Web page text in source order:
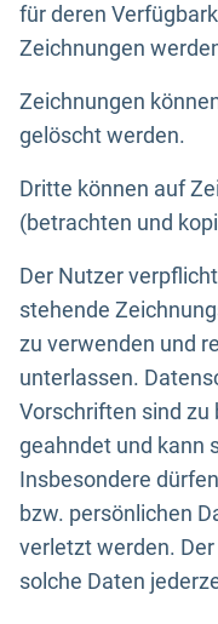
für deren
Zeichnungen
Zeichnungen
gelöscht werden.
Dritte können auf
(betrachten und
Der Nutzer
stehende
zu verwenden und
unterlassen.
Vorschriften sind zu
geahndet und kann
Insbesondere
bzw. persönlichen
verletzt werden.
solche Daten